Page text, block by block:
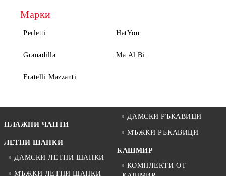
Марки
Perletti HatYou
Granadilla Ma.Al.Bi.
Fratelli Mazzanti
ПЛАЖНИ ЧАНТИ
ЛЕТНИ ШАПКИ
ДАМСКИ ЛЕТНИ ШАПКИ
МЪЖКИ ЛЕТНИ ШАПКИ
ДАМСКИ РЪКАВИЦИ
МЪЖКИ РЪКАВИЦИ
КАШМИР
КОМПЛЕКТИ ОТ